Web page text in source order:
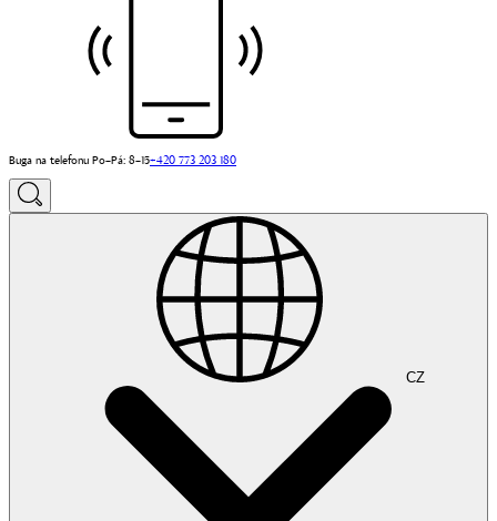
Buga na telefonu Po–Pá: 8–15+420 773 203 180
CZ